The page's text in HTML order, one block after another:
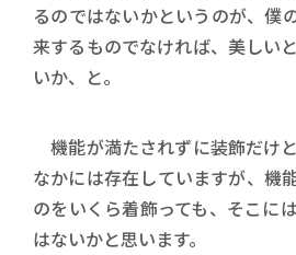
るのではないかというのが、僕
来するものでなければ、美しい
いか、と。
機能が満たされずに装飾だけ
なかには存在していますが、機
のをいくら着飾っても、そこに
はないかと思います。